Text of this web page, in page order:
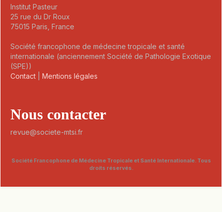
Institut Pasteur
25 rue du Dr Roux
75015 Paris, France
Société francophone de médecine tropicale et santé
internationale (anciennement Société de Pathologie Exotique
(SPE))
Contact
Mentions légales
Nous contacter
revue@societe-mtsi.fr
Société Francophone de Médecine Tropicale et Santé Internationale. Tous
droits réservés.